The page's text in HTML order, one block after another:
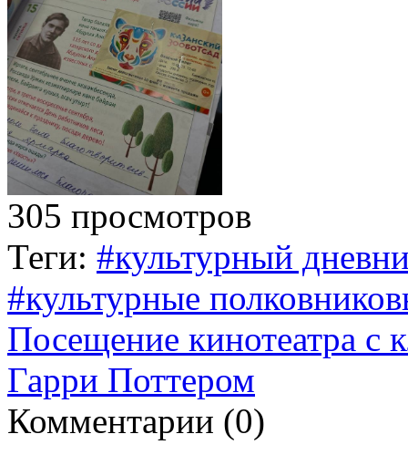
305 просмотров
Теги: #культурный
#культурные
Посещение кинотеатра с
Гарри Поттером
Комментарии (0)